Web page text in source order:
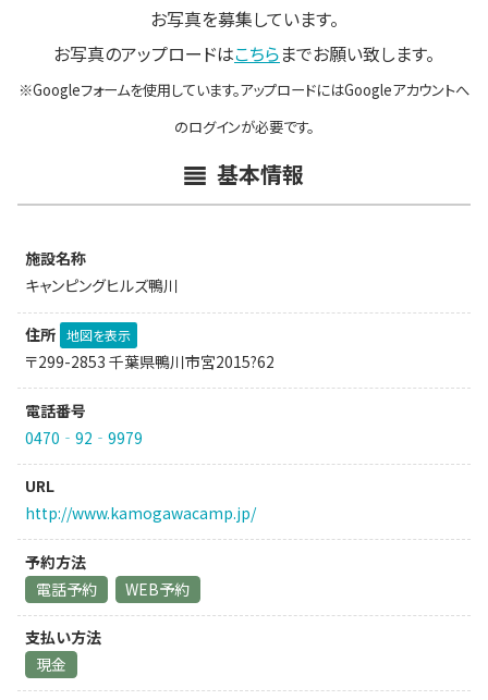
お写真を募集しています。
お写真のアップロードはこちらまでお願い致します。
※Googleフォームを使用しています。アップロードにはGoogleアカウントへ
のログインが必要です。
基本情報
施設名称
キャンピングヒルズ鴨川
住所 地図を表示
〒299-2853 千葉県鴨川市宮2015?62
電話番号
0470‐92‐9979
URL
http://www.kamogawacamp.jp/
予約方法
電話予約
WEB予約
支払い方法
現金